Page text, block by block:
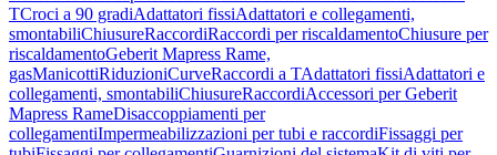
TCroci a 90 gradiAdattatori fissiAdattatori e collegamenti,
smontabiliChiusureRaccordiRaccordi per riscaldamentoChiusure per
riscaldamentoGeberit Mapress Rame,
gasManicottiRiduzioniCurveRaccordi a TAdattatori fissiAdattatori e
collegamenti, smontabiliChiusureRaccordiAccessori per Geberit
Mapress RameDisaccoppiamenti per
collegamentiImpermeabilizzazioni per tubi e raccordiFissaggi per